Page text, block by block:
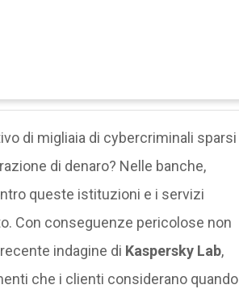
di migliaia di cybercriminali sparsi
di denaro? Nelle banche,
queste istituzioni e i servizi
Con conseguenze pericolose non
indagine di Kaspersky Lab,
che i clienti considerano quando
C Canale